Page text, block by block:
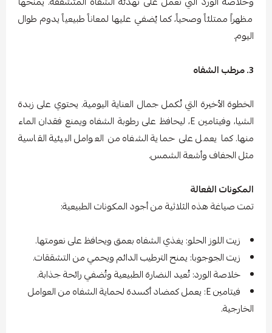
مظهراً ممتلئاً وصحياً، كما يُضفي عليها لمعاناً طبيعياً يدوم طوال
اليوم.
3. مرطب الشفاه
الخطوة الأخيرة التي تُكمل جمال العناية اليومية. يحتوي على زبدة
الشيا، وفيتامين E، ليحافظ على رطوبة الشفاه ويمنع فقدان الماء
منها. كما يعمل على حماية الشفاه من العوامل البيئية القاسية
مثل الجفاف وأشعة الشمس.
المكونات الفعالة
تمت صياغة هذه الثلاثية من أجود المكونات الطبيعية:
زيت اللوز الحلو: يغذي الشفاه بعمق ويحافظ على نعومتها.
زيت الجوجوبا: يمنح الترطيب الدائم ويحمي من التشققات.
خلاصة الورد: تُعيد النضارة الطبيعية وتُضفي رائحة جذابة.
فيتامين E: يعمل كمضاد أكسدة لحماية الشفاه من العوامل
الخارجية.